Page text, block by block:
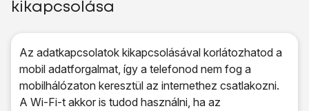
kikapcsolása
Az adatkapcsolatok kikapcsolásával korlátozhatod a
mobil adatforgalmat, így a telefonod nem fog a
mobilhálózaton keresztül az internethez csatlakozni.
A Wi-Fi-t akkor is tudod használni, ha az